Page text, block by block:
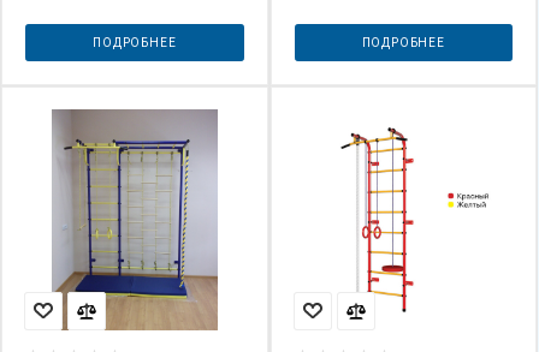
ПОДРОБНЕЕ ПОДРОБНЕЕ